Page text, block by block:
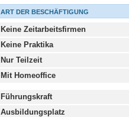
ART DER BESCHÄFTIGUNG
Keine Zeitarbeitsfirmen
Keine Praktika
Nur Teilzeit
Mit Homeoffice
Führungskraft
Ausbildungsplatz